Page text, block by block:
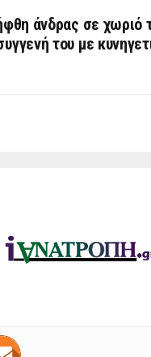
άνδρας σε χωριό
του με